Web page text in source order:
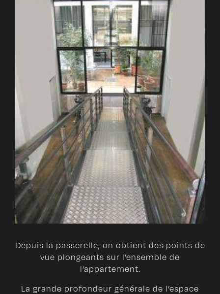
Depuis la passerelle, on obtient des points de
vue plongeants sur l’ensemble de
l’appartement.
La grande profondeur générale de l’espace